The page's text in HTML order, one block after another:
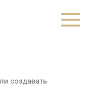
создавать